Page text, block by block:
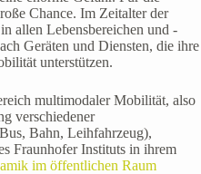
Chance. Im Zeitalter der
allen Lebensbereichen und -
Geräten und Diensten, die ihre
unterstützen.
multimodaler Mobilität, also
verschiedener
Bahn, Leihfahrzeug),
Fraunhofer Instituts in ihrem
im öffentlichen Raum